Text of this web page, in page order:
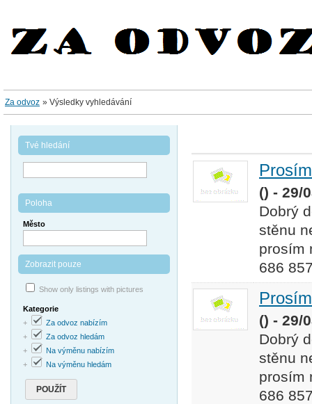
Za odvoz » Výsledky vyhledávání
() - 29/
Dobrý
stěnu
prosím
686
() - 29/
Dobrý
stěnu
prosím
686
Tvé hledání
Poloha
Město
Zobrazit pouze
Show only listings with pictures
Kategorie
+
Za odvoz nabízím
+
Za odvoz hledám
+
Na výměnu nabízím
+
Na výměnu hledám
POUŽÍT